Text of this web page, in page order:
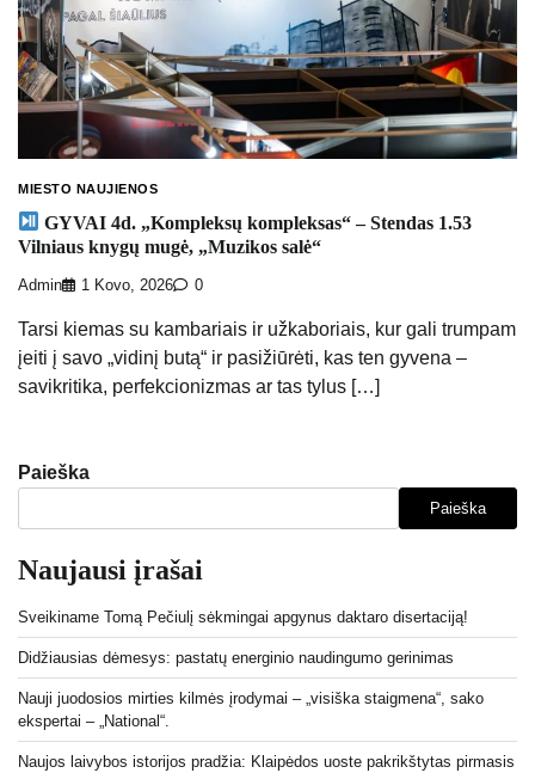
MIESTO NAUJIENOS
GYVAI 4d. „Kompleksų kompleksas“ – Stendas 1.53
Vilniaus knygų mugė, „Muzikos salė“
Admin 1 Kovo, 2026 0
Tarsi kiemas su kambariais ir užkaboriais, kur gali trumpam
įeiti į savo „vidinį butą“ ir pasižiūrėti, kas ten gyvena –
savikritika, perfekcionizmas ar tas tylus […]
Paieška
Paieška
Naujausi įrašai
Sveikiname Tomą Pečiulį sėkmingai apgynus daktaro disertaciją!
Didžiausias dėmesys: pastatų energinio naudingumo gerinimas
Nauji juodosios mirties kilmės įrodymai – „visiška staigmena“, sako
ekspertai – „National“.
Naujos laivybos istorijos pradžia: Klaipėdos uoste pakrikštytas pirmasis